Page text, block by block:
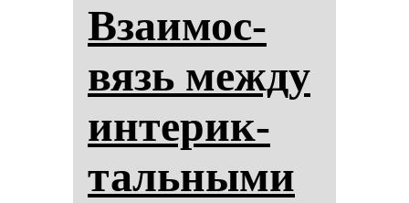
Вза­имос­
вязь меж­ду
ин­те­рик­
таль­ны­ми